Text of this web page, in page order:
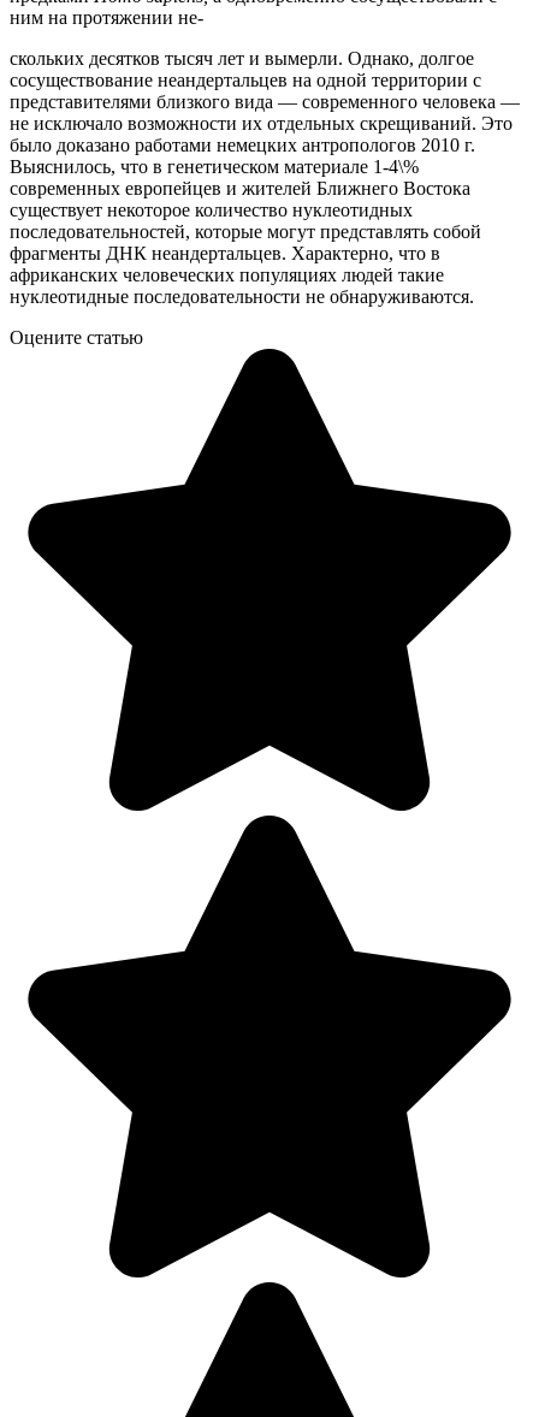
ним на протяжении не-
скольких десятков тысяч лет и вымерли. Однако, долгое
сосуществование неандертальцев на одной территории с
представителями близкого вида — современного человека —
не исключало возможности их отдельных скрещиваний. Это
было доказано работами немецких антропологов 2010 г.
Выяснилось, что в генетическом материале 1-4\%
современных европейцев и жителей Ближнего Востока
существует некоторое количество нуклеотидных
последовательностей, которые могут представлять собой
фрагменты ДНК неандертальцев. Характерно, что в
африканских человеческих популяциях людей такие
нуклеотидные последовательности не обнаруживаются.
Оцените статью